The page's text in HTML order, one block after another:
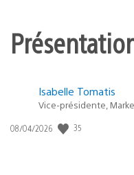
Isabelle Tomatis
Vice-présidente,
Date
08/04/2026 35